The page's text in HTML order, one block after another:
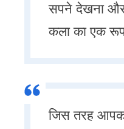
सपने देखना और
कला का एक
जिस तरह